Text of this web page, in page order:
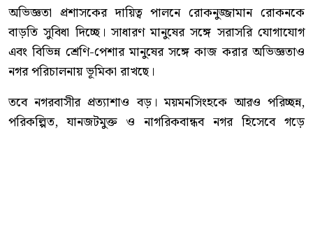
অভিজ্ঞতা প্রশাসকের দায়িত্ব পালনে রোকনুজ্জামান রোকনকে
বাড়তি সুবিধা দিচ্ছে। সাধারণ মানুষের সঙ্গে সরাসরি যোগাযোগ
এবং বিভিন্ন শ্রেণি-পেশার মানুষের সঙ্গে কাজ করার অভিজ্ঞতাও
নগর পরিচালনায় ভূমিকা রাখছে।
তবে নগরবাসীর প্রত্যাশাও বড়। ময়মনসিংহকে আরও পরিচ্ছন্ন,
পরিকল্পিত, যানজটমুক্ত ও নাগরিকবান্ধব নগর হিসেবে গড়ে